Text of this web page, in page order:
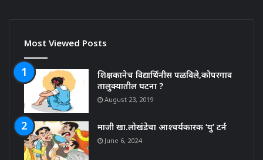
Most Viewed Posts
शिक्षकानेच विद्यार्थिनीस पळविले,कोपरगाव
तालुक्यातील घटना ?
August 23, 2019
माजी खा.लोखंडेचा आश्चर्यकारक ‘यु’ टर्न
June 6, 2024